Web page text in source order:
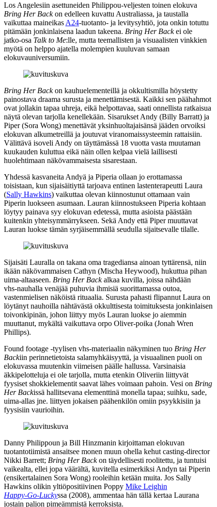
Los Angelesiin asettuneiden Philippou-veljesten toinen elokuva
Bring Her Backon edelleen kuvattu Australiassa, ja taustalla
vaikuttaa maineikas A24-tuotanto- ja levitysyhtiö, jota onkin totuttu
pitämään jonkinlaisena laadun takeena. Bring Her Backei ole
jatko‑osa Talk to Me:lle, mutta teemallisten ja visuaalisten vinkkien
myötä on helppo ajatella molempien kuuluvan samaan
elokuvauniversumiin.
Bring Her Backon kauhuelementeillä ja okkultismilla höystetty
painostava draama surusta ja menettämisestä. Kaikki sen päähahmot
ovat jollakin tapaa uhreja, eikä helpottavaa, saati onnellista ratkaisua
näytä olevan tarjolla kenellekään. Sisarukset Andy (Billy Barratt) ja
Piper (Sora Wong) menettävät yksinhuoltajaisänsä jääden orvoiksi
elokuvan alkumetreillä ja joutuvat viranomaissysteemin rattaisiin.
Välittävä isoveli Andy on täyttämässä 18 vuotta vasta muutaman
kuukauden kuluttua eikä näin ollen kelpaa vielä laillisesti
huolehtimaan näkövammaisesta sisarestaan.
Yhdessä kasvaneita Andyä ja Piperia ollaan jo erottamassa
toisistaan, kun sijaisäitiyttä tarjoava entinen lastenterapeutti Laura
(Sally Hawkins) vaikuttaa olevan kiinnostunut ottamaan vain
Piperin luokseen asumaan. Lauran kiinnostukseen Piperia kohtaan
löytyy painava syy elokuvan edetessä, mutta asioista päästään
kuitenkin yhteisymmärrykseen. Sekä Andy että Piper muuttavat
Lauran luokse tämän syrjäisemmällä seudulla sijaitsevalle tilalle.
Sijaisäti Lauralla on takana oma tragediansa ainoan tyttärensä, niin
ikään näkövammaisen Cathyn (Mischa Heywood), hukuttua pihan
uima-altaaseen. Bring Her Backalkaa kuvilla, joissa nähdään
vhs‑nauhalla venäjää puhuvia ihmisiä suorittamassa outoa,
vastenmielisen näköistä rituaalia. Surusta pahasti flipannut Laura on
löytänyt nauhoilla nähtävästä okkulttisesta toimituksesta jonkinlaisen
toivonkipinän, johon liittyy myös Lauran luokse jo aiemmin
muuttanut, mykältä vaikuttava orpo Oliver-poika (Jonah Wren
Phillips).
Found footage ‑tyylisen vhs‑materiaalin näkyminen tuo Bring Her
Backiin perinnetietoista salamyhkäisyyttä, ja visuaalinen puoli on
elokuvassa muutenkin viimeisen päälle hallussa. Varsinaisia
äkkipelotteluja ei ole tarjolla, mutta etenkin Oliveriin liittyvät
fyysiset shokkielementit saavat lähes voimaan pahoin. Vesi on Bring
Her Backissä hallitsevana elementtinä monella tapaa; suihku, sade,
uima-allas jne. liittyen jokaisen päähenkilön omiin psyykkisiin ja
fyysisiin vaurioihin.
Danny Philippoun ja Bill Hinzmanin kirjoittaman elokuvan
tuotantotiimistä ansaitsee monen muun ohella kehut casting-director
Nikki Barrett; Bring Her Backon täydellisesti roolitettu, ja tuntuisi
vaikealta, ellei jopa väärältä, kuvitella esimerkiksi Andyn tai Piperin
(ensikertalainen Sora Wong) rooleihin ketään muita. Jos Sally
Hawkins olikin yltiöpositiivinen Poppy Mike Leighin
Happy‑Go‑Luckyssa (2008), ammentaa hän tällä kertaa Laurana
jostain paljon pimeämmistä kerroksista.